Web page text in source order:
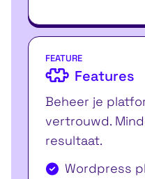
FEATURE
Features
Beheer je
vertrouwd.
resultaat.
Wordpress